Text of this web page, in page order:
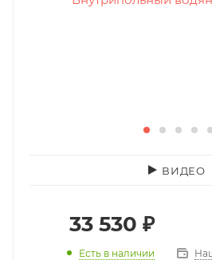
ВИДЕО
33 530 ₽
Есть в наличии